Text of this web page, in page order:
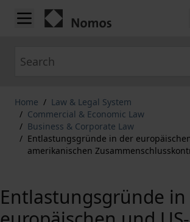
Skip to Content
Home / Law & Legal System
/ Commercial & Economic Law
/ Business & Corporate Law
/ Entlastungsgründe in der
amerikanischen
Entlastungsgründe